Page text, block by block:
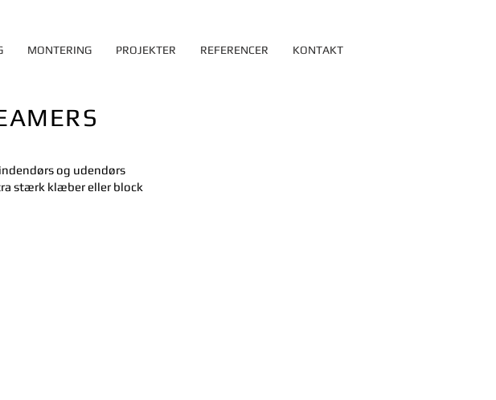
MONTERING PROJEKTER REFERENCER KONTAKT
og udendørs
stærk klæber eller block